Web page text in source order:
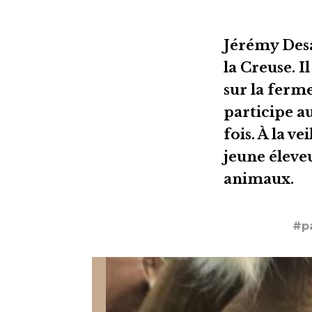
Jérémy
la Creuse.
sur la
participe
fois. À la
jeune
animaux.